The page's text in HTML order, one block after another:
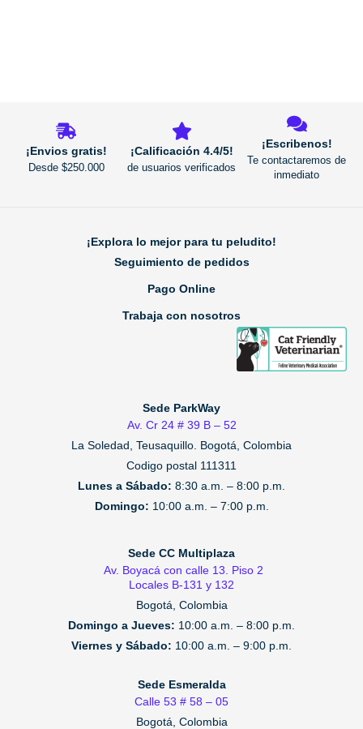
¡Envios gratis!
Desde $250.000
¡Calificación 4.4/5!
de usuarios verificados
¡Escribenos!
Te contactaremos de
inmediato
¡Explora lo mejor para tu peludito!
Seguimiento de pedidos
Pago Online
Trabaja con nosotros
Sede ParkWay
Av. Cr 24 # 39 B – 52
La Soledad, Teusaquillo. Bogotá, Colombia
Codigo postal 111311
Lunes a Sábado: 8:30 a.m. – 8:00 p.m.
Domingo: 10:00 a.m. – 7:00 p.m.
Sede CC Multiplaza
Av. Boyacá con calle 13. Piso 2
Locales B-131 y 132
Bogotá, Colombia
Domingo a Jueves: 10:00 a.m. – 8:00 p.m.
Viernes y Sábado: 10:00 a.m. – 9:00 p.m.
Sede Esmeralda
Calle 53 # 58 – 05
Bogotá, Colombia